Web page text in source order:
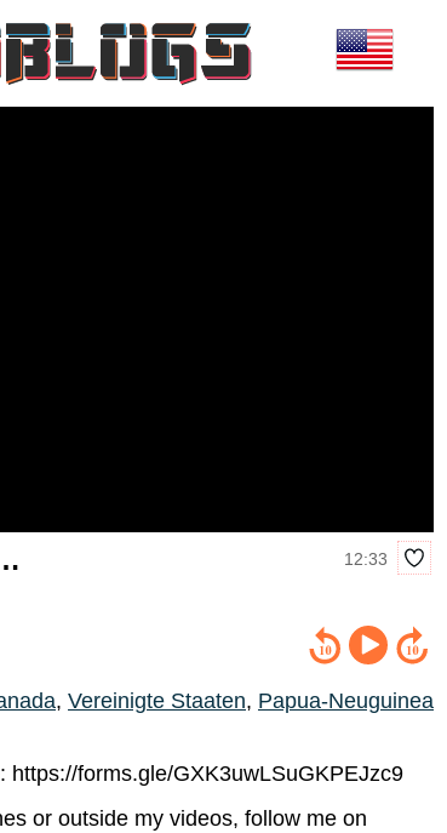
12:33
, Vereinigte Staaten, Papua-Neuguinea
https://forms.gle/GXK3uwLSuGKPEJzc9
or outside my videos, follow me on